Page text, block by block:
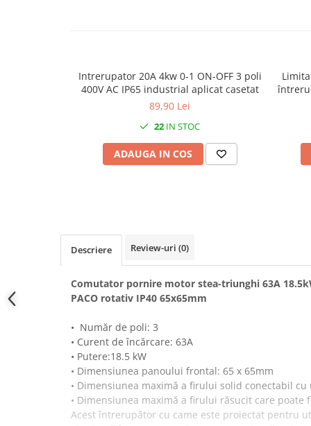
Prelungitoare industriale
Distribuitoare de curent
Papuci si mufe
Doze aplicate
Doze din plastic
Doze aluminiu
Doze incastrate
Prize si fise trifazice
Trasee electrice
Canal cablu plastic PVC
Intrerupator 20A 4kw 0-1 ON-OFF 3 poli
400V AC IP65 industrial aplicat casetat
89,90 Lei
22 IN STOC
ADAUGA IN COS
Descriere Review-uri (0)
Comutator pornire motor stea-triunghi 63A
PACO rotativ IP40 65x65mm
• Număr de poli: 3
• Curent de încărcare: 63A
• Putere:18.5 kW
• Dimensiunea panoului frontal: 65 x 65mm
• Dimensiunea maximă a firului solid conectabil cu
• Dimensiunea maximă a firului răsucit care poate
Acest întrerupător cu came este proiectat pentru